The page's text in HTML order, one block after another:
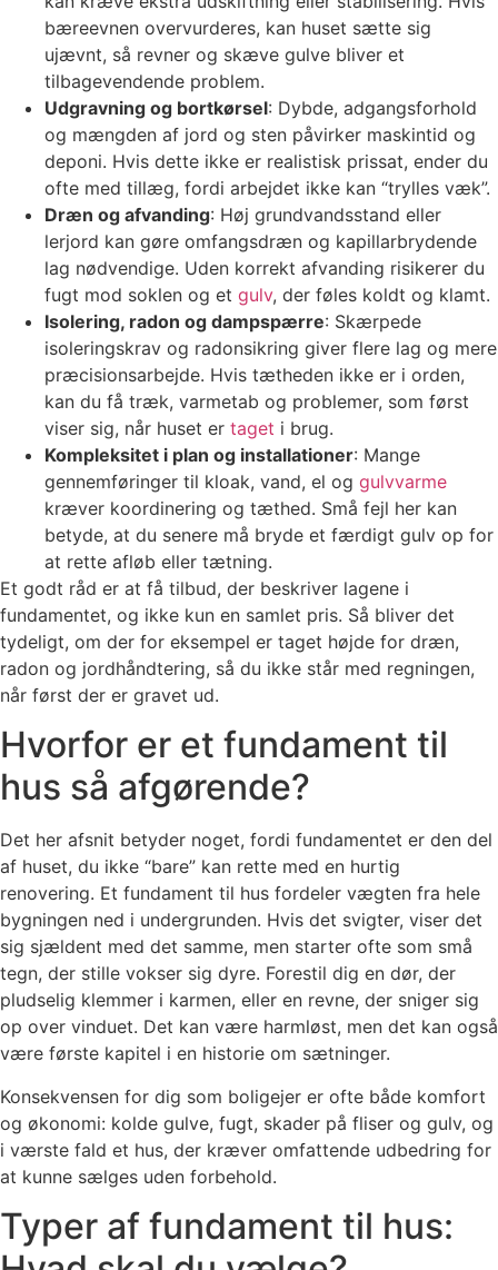
bæreevnen overvurderes, kan huset sætte sig
ujævnt, så revner og skæve gulve bliver et
tilbagevendende problem.
Udgravning og bortkørsel: Dybde, adgangsforhold
og mængden af jord og sten påvirker maskintid og
deponi. Hvis dette ikke er realistisk prissat, ender du
ofte med tillæg, fordi arbejdet ikke kan “trylles væk”.
Dræn og afvanding: Høj grundvandsstand eller
lerjord kan gøre omfangsdræn og kapillarbrydende
lag nødvendige. Uden korrekt afvanding risikerer du
fugt mod soklen og et gulv, der føles koldt og klamt.
Isolering, radon og dampspærre: Skærpede
isoleringskrav og radonsikring giver flere lag og mere
præcisionsarbejde. Hvis tætheden ikke er i orden,
kan du få træk, varmetab og problemer, som først
viser sig, når huset er taget i brug.
Kompleksitet i plan og installationer: Mange
gennemføringer til kloak, vand, el og gulvvarme
kræver koordinering og tæthed. Små fejl her kan
betyde, at du senere må bryde et færdigt gulv op for
at rette afløb eller tætning.
Et godt råd er at få tilbud, der beskriver lagene i
fundamentet, og ikke kun en samlet pris. Så bliver det
tydeligt, om der for eksempel er taget højde for dræn,
radon og jordhåndtering, så du ikke står med regningen,
når først der er gravet ud.
Hvorfor er et fundament til
hus så afgørende?
Det her afsnit betyder noget, fordi fundamentet er den del
af huset, du ikke “bare” kan rette med en hurtig
renovering. Et fundament til hus fordeler vægten fra hele
bygningen ned i undergrunden. Hvis det svigter, viser det
sig sjældent med det samme, men starter ofte som små
tegn, der stille vokser sig dyre. Forestil dig en dør, der
pludselig klemmer i karmen, eller en revne, der sniger sig
op over vinduet. Det kan være harmløst, men det kan også
være første kapitel i en historie om sætninger.
Konsekvensen for dig som boligejer er ofte både komfort
og økonomi: kolde gulve, fugt, skader på fliser og gulv, og
i værste fald et hus, der kræver omfattende udbedring for
at kunne sælges uden forbehold.
Typer af fundament til hus: